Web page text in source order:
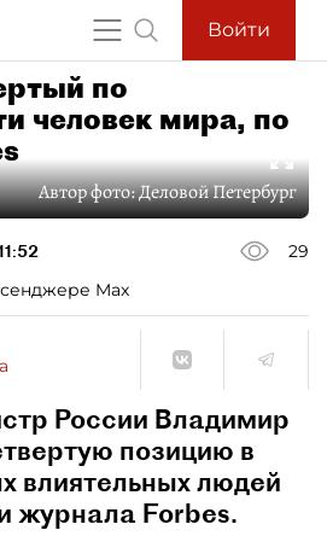
Войти
по
человек мира, по
Автор фото:Деловой Петербург
29
Max
России Владимир
позицию в
влиятельных людей
журнала Forbes.